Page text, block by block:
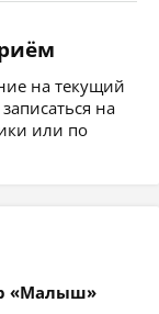
на текущий
на
или по
«Малыш»